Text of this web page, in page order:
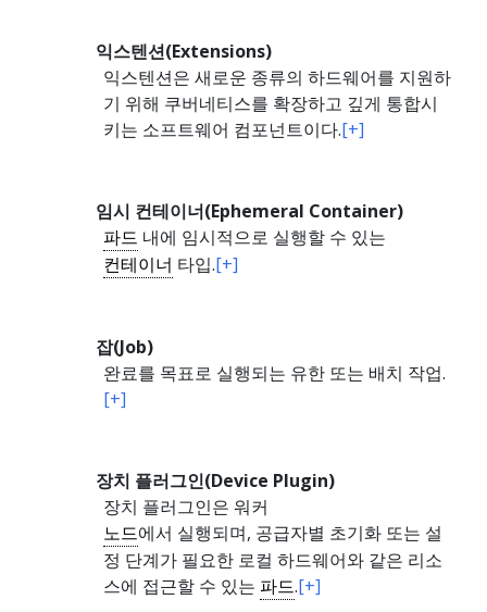
익스텐션(Extensions)
익스텐션은 새로운 종류의 하드웨어를 지원하
기 위해 쿠버네티스를 확장하고 깊게 통합시
키는 소프트웨어 컴포넌트이다.[+]
임시 컨테이너(Ephemeral Container)
파드 내에 임시적으로 실행할 수 있는
컨테이너 타입.[+]
잡(Job)
완료를 목표로 실행되는 유한 또는 배치 작업.
[+]
장치 플러그인(Device Plugin)
장치 플러그인은 워커
노드에서 실행되며, 공급자별 초기화 또는 설
정 단계가 필요한 로컬 하드웨어와 같은 리소
스에 접근할 수 있는 파드.[+]